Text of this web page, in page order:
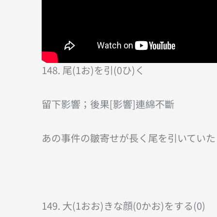
148. 尾(1お)を引(0ひ)く
留下影響；後果[影響]連綿不斷
あの事件の皺寄せが長く尾を引いてい
149. 大(1おお)きな顔(0かお)をする(0)